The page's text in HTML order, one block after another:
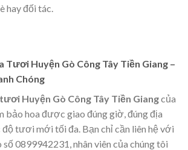
hay đối tác.
Tươi Huyện Gò Công Tây Tiền Giang –
Chóng
Huyện Gò Công Tây Tiền Giangcủa
bảo hoa được giao đúng giờ, đúng địa
tươi mới tối đa. Bạn chỉ cần liên hệ với
0899942231, nhân viên của chúng tôi